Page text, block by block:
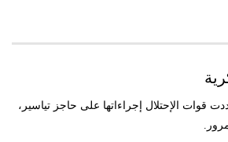
14:15 شددت قوات الإحتلال إجراءاتها على حاجز تياسير،